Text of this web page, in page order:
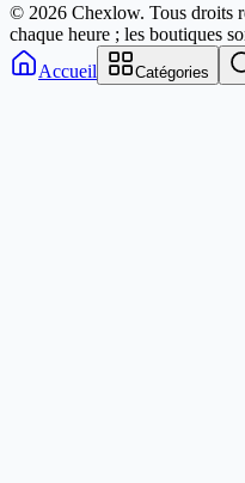
© 2026 Chexlow. Tous droits
chaque heure ; les boutiques
Accueil
Catégories